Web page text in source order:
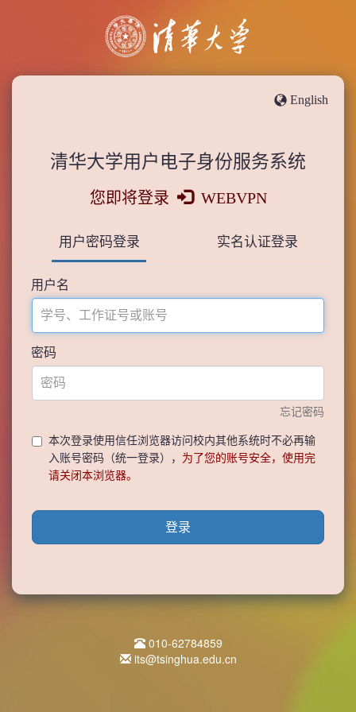
English
清华大学用户电子身份服务系统
您即将登录 WEBVPN
用户密码登录 实名认证登录
用户名
密码
忘记密码
本次登录使用信任浏览器访问校内其他系统时不必再输
入账号密码（统一登录）， 为了您的账号安全，使用完
请关闭本浏览器。
登录
010-62784859
its@tsinghua.edu.cn